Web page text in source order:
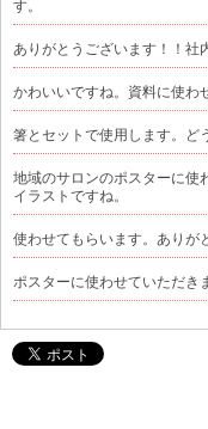
す。
ありがとうございます！！社
かわいいですね。資料に使わ
箸とセットで使用します。ど
地域のサロンのポスターに使
イラストですね。
使わせてもらいます。ありが
ポスターに使わせていただき